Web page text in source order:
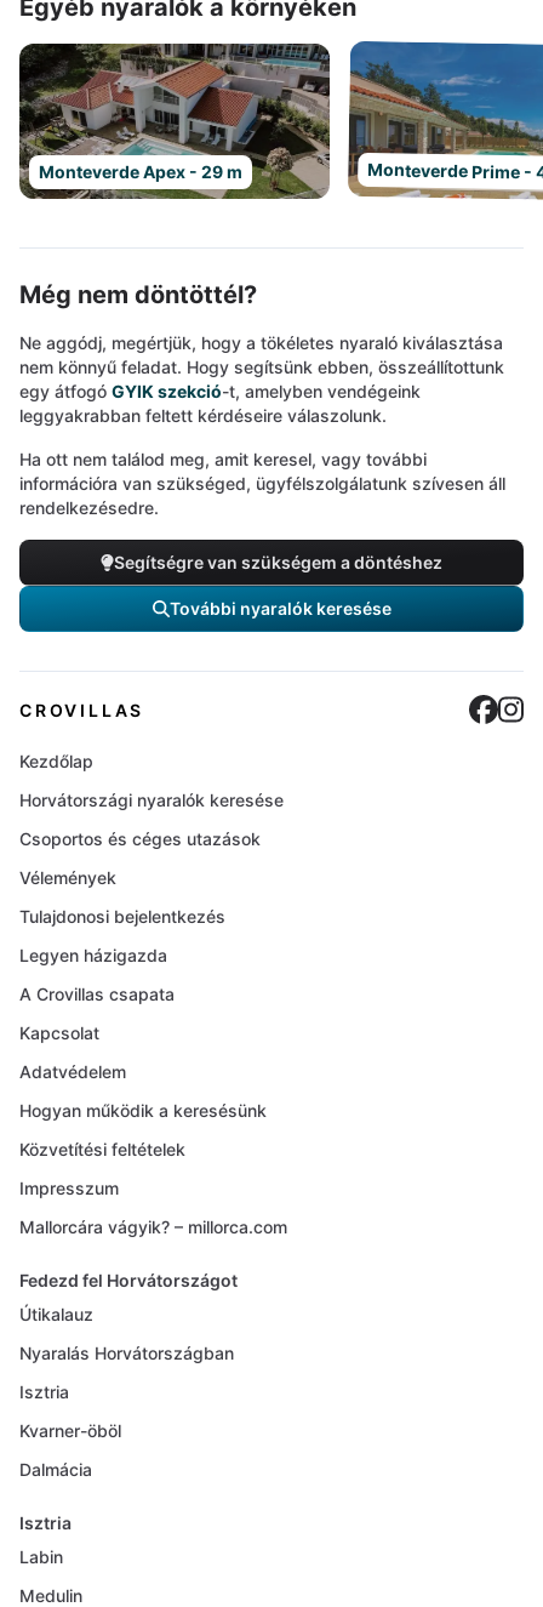
Egyéb nyaralók a környéken
Monteverde Apex - 29 m Monteverde Prime -
Még nem döntöttél?
Ne aggódj, megértjük, hogy a tökéletes nyaraló kiválasztása
nem könnyű feladat. Hogy segítsünk ebben, összeállítottunk
egy átfogó GYIK szekció-t, amelyben vendégeink
leggyakrabban feltett kérdéseire válaszolunk.
Ha ott nem találod meg, amit keresel, vagy további
információra van szükséged, ügyfélszolgálatunk szívesen áll
rendelkezésedre.
Segítségre van szükségem a döntéshez
További nyaralók keresése
CROVILLAS
Kezdőlap
Horvátországi nyaralók keresése
Csoportos és céges utazások
Vélemények
Tulajdonosi bejelentkezés
Legyen házigazda
A Crovillas csapata
Kapcsolat
Adatvédelem
Hogyan működik a keresésünk
Közvetítési feltételek
Impresszum
Mallorcára vágyik? – millorca.com
Fedezd fel Horvátországot
Útikalauz
Nyaralás Horvátországban
Isztria
Kvarner-öböl
Dalmácia
Isztria
Labin
Medulin